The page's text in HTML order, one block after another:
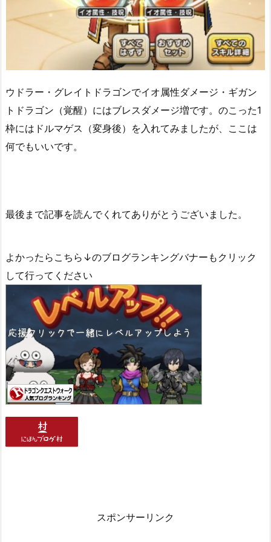
ウドラー・グレイトドラゴンでイオ属性ダメージ・ギガン
トドラゴン（覚醒）にはブレスダメージ増です。のこった1
枠にはドルマゲス（変身後）を入れてみましたが、ここは
何でもいいです。
最後まで記事を読んでくれてありがとうございました。
よかったらこちら↓のブログランキングバナーもクリック
して行ってください
スポンサーリンク